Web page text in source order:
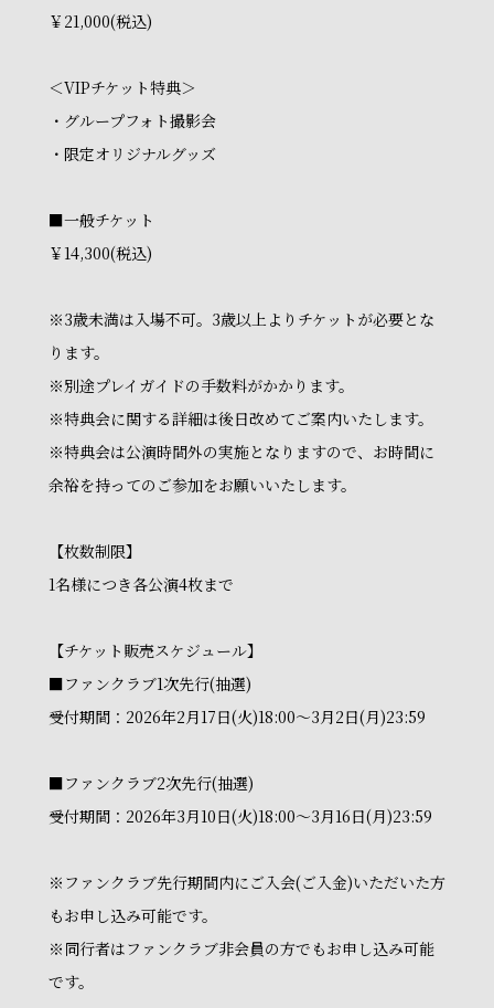
￥21,000(税込)
＜VIPチケット特典＞
・グループフォト撮影会
・限定オリジナルグッズ
■一般チケット
￥14,300(税込)
※3歳未満は入場不可。3歳以上よりチケットが必要とな
ります。
※別途プレイガイドの手数料がかかります。
※特典会に関する詳細は後日改めてご案内いたします。
※特典会は公演時間外の実施となりますので、お時間に
余裕を持ってのご参加をお願いいたします。
【枚数制限】
1名様につき各公演4枚まで
【チケット販売スケジュール】
■ファンクラブ1次先行(抽選)
受付期間：2026年2月17日(火)18:00～3月2日(月)23:59
■ファンクラブ2次先行(抽選)
受付期間：2026年3月10日(火)18:00～3月16日(月)23:59
※ファンクラブ先行期間内にご入会(ご入金)いただいた方
もお申し込み可能です。
※同行者はファンクラブ非会員の方でもお申し込み可能
です。